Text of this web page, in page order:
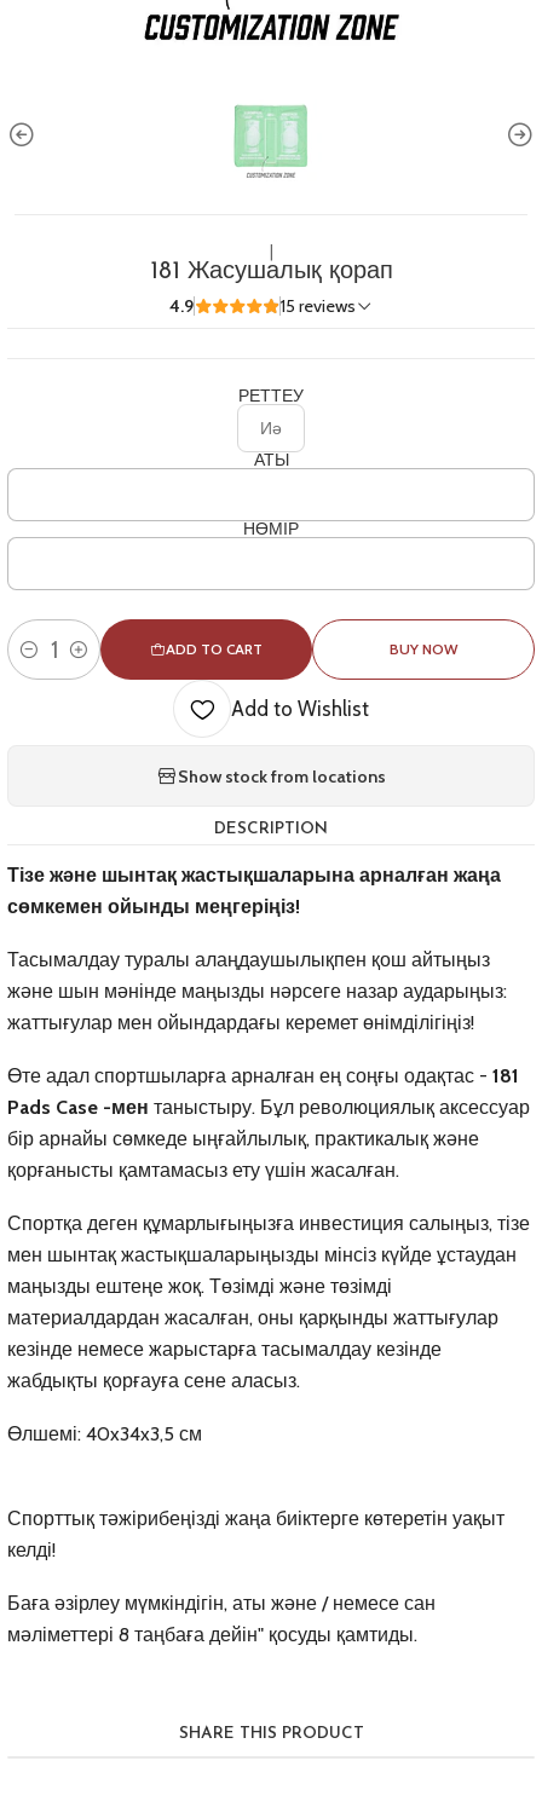
181 Жасушалық қорап
4.9 15 reviews
РЕТТЕУ
Иә
АТЫ
НӨМІР
Quantity
ADD TO CART BUY NOW
Add to Wishlist
Show stock from locations
DESCRIPTION
Тізе және шынтақ жастықшаларына арналған жаңа
сөмкемен ойынды меңгеріңіз!
Тасымалдау туралы алаңдаушылықпен қош айтыңыз
және шын мәнінде маңызды нәрсеге назар аударыңыз:
жаттығулар мен ойындардағы керемет өнімділігіңіз!
Өте адал спортшыларға арналған ең соңғы одақтас - 181
Pads Case -мен таныстыру. Бұл революциялық аксессуар
бір арнайы сөмкеде ыңғайлылық, практикалық және
қорғанысты қамтамасыз ету үшін жасалған.
Спортқа деген құмарлығыңызға инвестиция салыңыз, тізе
мен шынтақ жастықшаларыңызды мінсіз күйде ұстаудан
маңызды ештеңе жоқ. Төзімді және төзімді
материалдардан жасалған, оны қарқынды жаттығулар
кезінде немесе жарыстарға тасымалдау кезінде
жабдықты қорғауға сене аласыз.
Өлшемі: 40x34x3,5 см
Спорттық тәжірибеңізді жаңа биіктерге көтеретін уақыт
келді!
Баға әзірлеу мүмкіндігін, аты және / немесе сан
мәліметтері 8 таңбаға дейін" қосуды қамтиды.
SHARE THIS PRODUCT